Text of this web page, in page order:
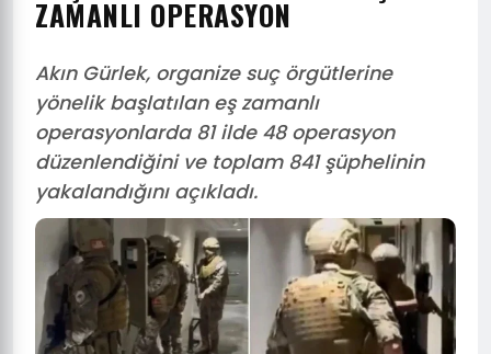
ZAMANLI OPERASYON
Akın Gürlek, organize suç örgütlerine
yönelik başlatılan eş zamanlı
operasyonlarda 81 ilde 48 operasyon
düzenlendiğini ve toplam 841 şüphelinin
yakalandığını açıkladı.